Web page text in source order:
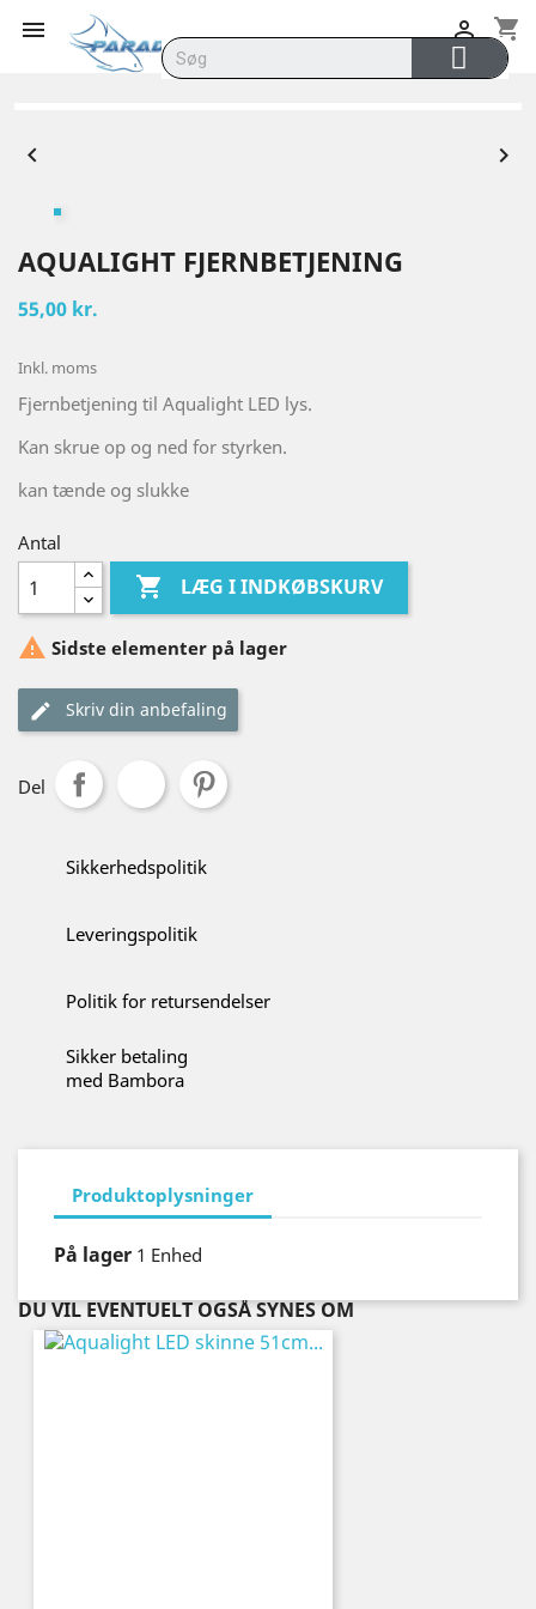
 shopping_cart

 
AQUALIGHT FJERNBETJENING
55,00 kr.
Inkl. moms
Fjernbetjening til Aqualight LED lys.
Kan skrue op og ned for styrken.
kan tænde og slukke
Antal
 LÆG I INDKØBSKURV
 Sidste elementer på lager
Skriv din anbefaling
Del
Sikkerhedspolitik
Leveringspolitik
Politik for retursendelser
Sikker betaling
med Bambora
Produktoplysninger
På lager 1 Enhed
DU VIL EVENTUELT OGSÅ SYNES OM